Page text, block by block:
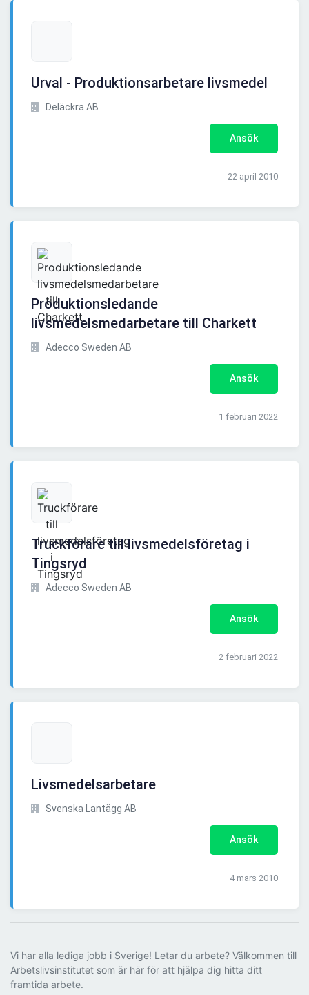
Urval - Produktionsarbetare livsmedel
Deläckra AB
Ansök
22 april 2010
Produktionsledande
livsmedelsmedarbetare till Charkett
Adecco Sweden AB
Ansök
1 februari 2022
Truckförare till livsmedelsföretag i
Tingsryd
Adecco Sweden AB
Ansök
2 februari 2022
Livsmedelsarbetare
Svenska Lantägg AB
Ansök
4 mars 2010
Vi har alla lediga jobb i Sverige! Letar du arbete? Välkommen till
Arbetslivsinstitutet som är här för att hjälpa dig hitta ditt
framtida arbete.